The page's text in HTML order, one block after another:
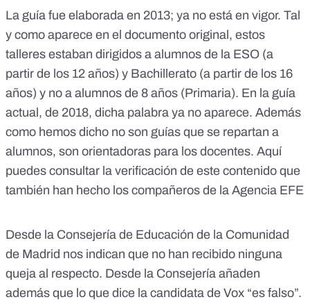
La guía fue elaborada en 2013; ya no está en vigor. Tal
y como aparece en el documento original, estos
talleres estaban dirigidos a alumnos de la ESO (a
partir de los 12 años) y Bachillerato (a partir de los 16
años) y no a alumnos de 8 años (Primaria). En la guía
actual, de 2018, dicha palabra ya no aparece. Además
como hemos dicho no son guías que se repartan a
alumnos, son orientadoras para los docentes. Aquí
puedes consultar la verificación de este contenido que
también han hecho los compañeros de la Agencia EFE
Desde la Consejería de Educación de la Comunidad
de Madrid nos indican que no han recibido ninguna
queja al respecto. Desde la Consejería añaden
además que lo que dice la candidata de Vox “es falso”.